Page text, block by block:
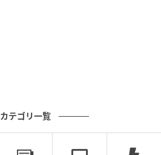
カテゴリ一覧